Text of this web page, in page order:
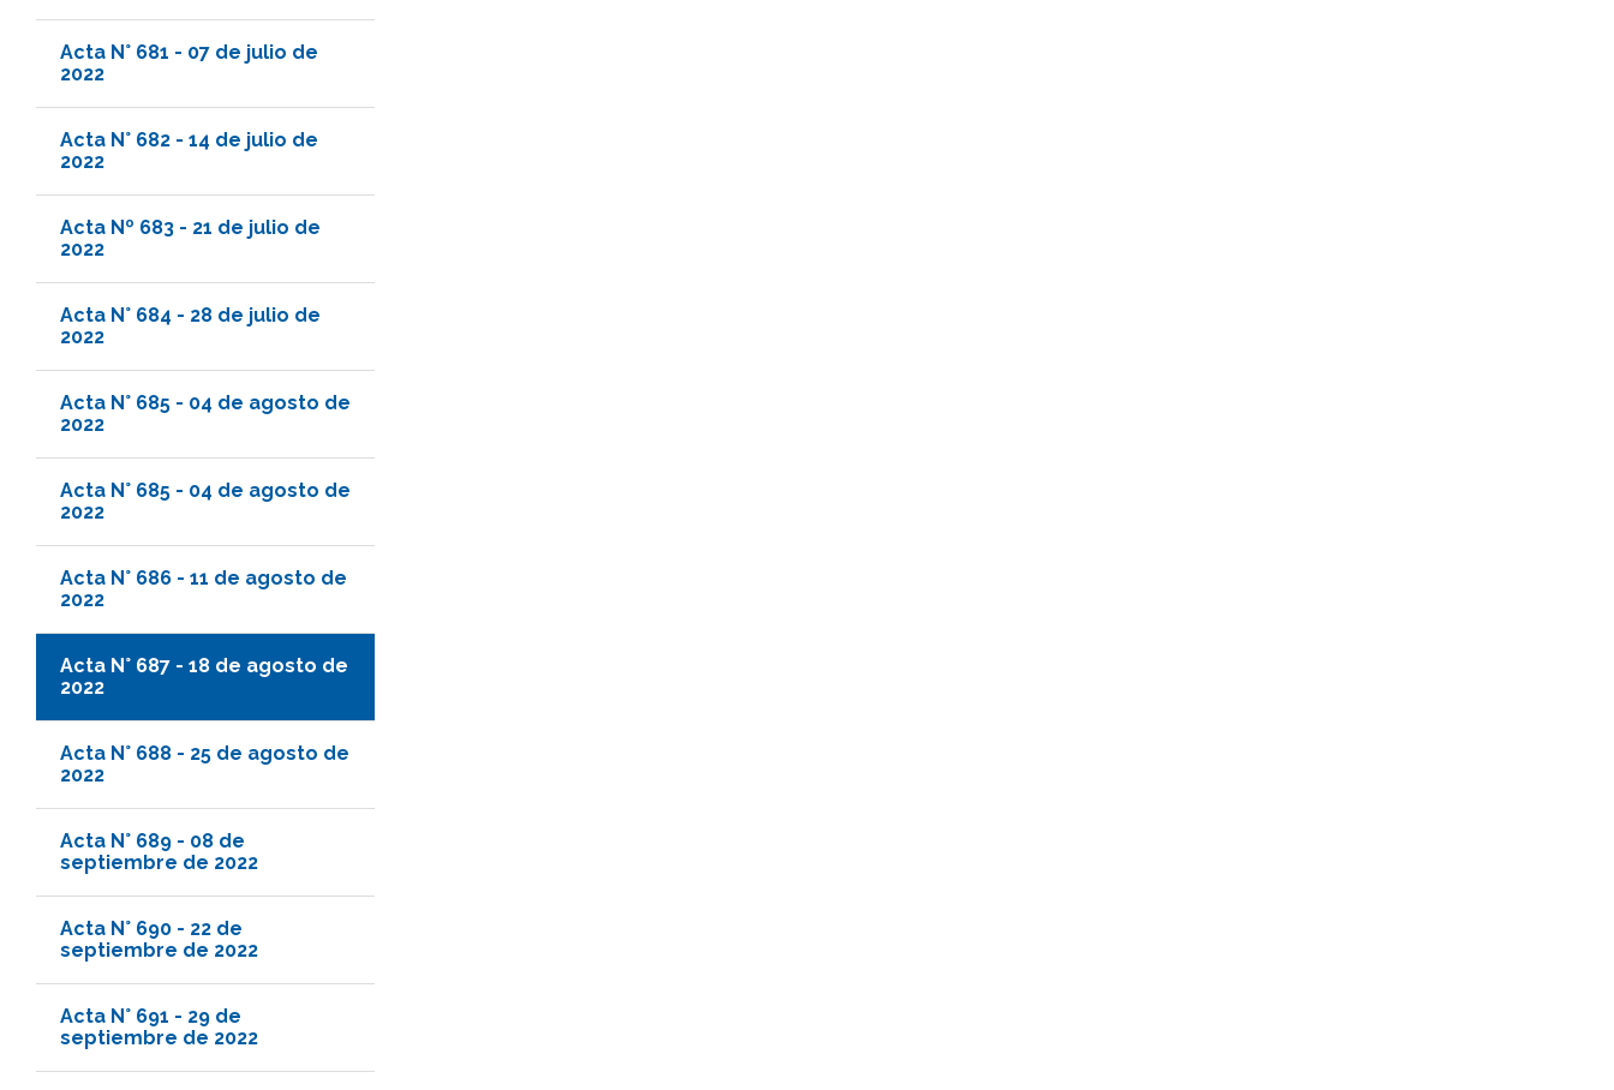
Acta N° 681 - 07 de julio de
2022
Acta N° 682 - 14 de julio de
2022
Acta Nº 683 - 21 de julio de
2022
Acta N° 684 - 28 de julio de
2022
Acta N° 685 - 04 de agosto de
2022
Acta N° 685 - 04 de agosto de
2022
Acta N° 686 - 11 de agosto de
2022
Acta N° 687 - 18 de agosto de
2022
Acta N° 688 - 25 de agosto de
2022
Acta N° 689 - 08 de
septiembre de 2022
Acta N° 690 - 22 de
septiembre de 2022
Acta N° 691 - 29 de
septiembre de 2022